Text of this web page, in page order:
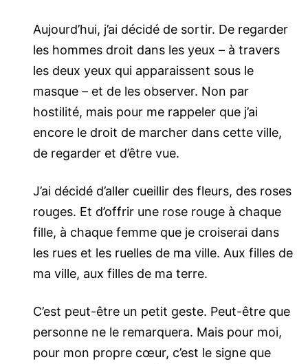
Aujourd’hui, j’ai décidé de sortir. De regarder
les hommes droit dans les yeux – à travers
les deux yeux qui apparaissent sous le
masque – et de les observer. Non par
hostilité, mais pour me rappeler que j’ai
encore le droit de marcher dans cette ville,
de regarder et d’être vue.
J’ai décidé d’aller cueillir des fleurs, des roses
rouges. Et d’offrir une rose rouge à chaque
fille, à chaque femme que je croiserai dans
les rues et les ruelles de ma ville. Aux filles de
ma ville, aux filles de ma terre.
C’est peut-être un petit geste. Peut-être que
personne ne le remarquera. Mais pour moi,
pour mon propre cœur, c’est le signe que